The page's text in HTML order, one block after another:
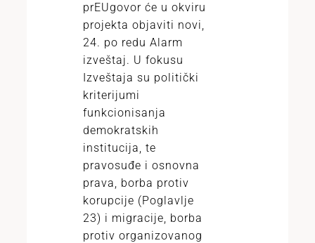
prEUgovor će u okviru
projekta objaviti novi,
24. po redu Alarm
izveštaj. U fokusu
Izveštaja su politički
kriterijumi
funkcionisanja
demokratskih
institucija, te
pravosuđe i osnovna
prava, borba protiv
korupcije (Poglavlje
23) i migracije, borba
protiv organizovanog